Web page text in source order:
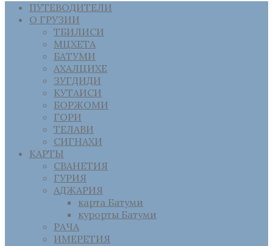
ПУТЕВОДИТЕЛИ
О ГРУЗИИ
ТБИЛИСИ
МЦХЕТА
БАТУМИ
АХАЛЦИХЕ
ЗУГДИДИ
КУТАИСИ
БОРЖОМИ
ГОРИ
ТЕЛАВИ
СИГНАХИ
КАРТЫ
СВАНЕТИЯ
ГУРИЯ
АДЖАРИЯ
карта Батуми
курорты Батуми
РАЧА
ИМЕРЕТИЯ